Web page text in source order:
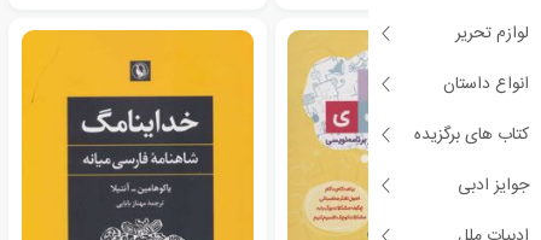
لوازم تحریر
انواع داستان
کتاب های برگزیده
جوایز ادبی